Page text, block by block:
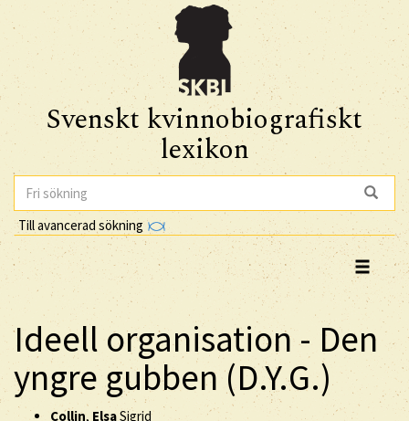
Svenskt kvinnobiografiskt
lexikon
Till avancerad sökning
Ideell organisation - Den
yngre gubben (D.Y.G.)
Collin, ElsaSigrid